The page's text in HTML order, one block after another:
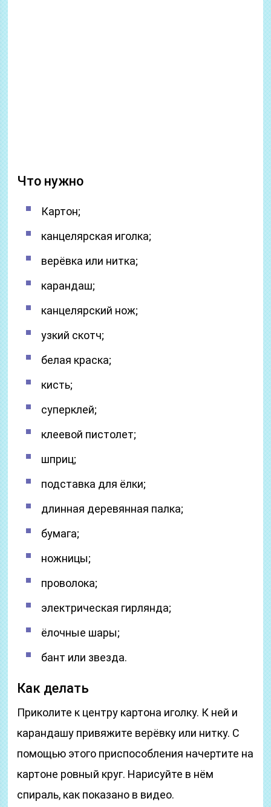
Что нужно
Картон;
канцелярская иголка;
верёвка или нитка;
карандаш;
канцелярский нож;
узкий скотч;
белая краска;
кисть;
суперклей;
клеевой пистолет;
шприц;
подставка для ёлки;
длинная деревянная палка;
бумага;
ножницы;
проволока;
электрическая гирлянда;
ёлочные шары;
бант или звезда.
Как делать
Приколите к центру картона иголку. К ней и
карандашу привяжите верёвку или нитку. С
помощью этого приспособления начертите на
картоне ровный круг. Нарисуйте в нём
спираль, как показано в видео.